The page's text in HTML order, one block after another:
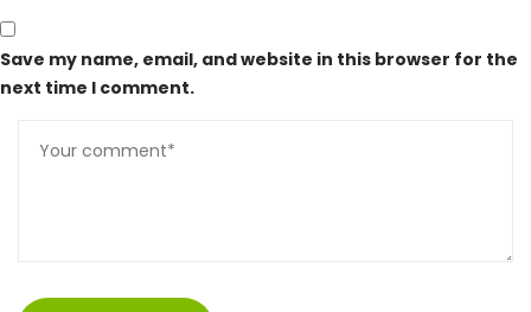
Save my name, email, and website in this browser for the
next time I comment.